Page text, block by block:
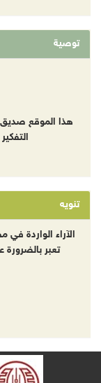
توصية
هذا الموقع صديق
تنويه
الآراء الواردة في
تعبر